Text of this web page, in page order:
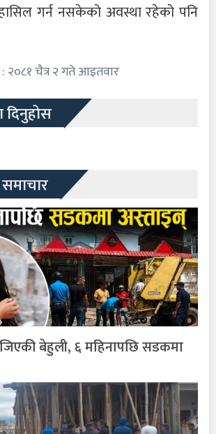
हासिल गर्न नसकेको अवस्था रहेको पनि
: २०८१ चैत्र २ गते आइतवार
दिनुहोस
बेहुली, ६ महिनापछि सडकमा